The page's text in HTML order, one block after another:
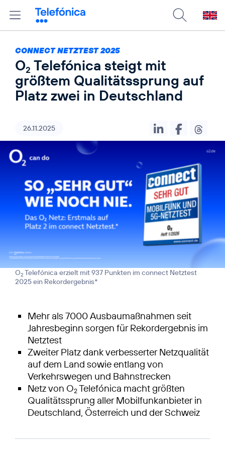
CONNECT NETZTEST 2025
O2 Telefónica steigt mit
größtem Qualitätssprung auf
Platz zwei in Deutschland
26.11.2025
O2 Telefónica erzielt mit 937 Punkten im connect Netztest
2025 ein Rekordergebnis*
Mehr als 7000 Ausbaumaßnahmen seit
Jahresbeginn sorgen für Rekordergebnis im
Netztest
Zweiter Platz dank verbesserter Netzqualität
auf dem Land sowie entlang von
Verkehrswegen und Bahnstrecken
Netz von O2Telefónica macht größten
Qualitätssprung aller Mobilfunkanbieter in
Deutschland, Österreich und der Schweiz